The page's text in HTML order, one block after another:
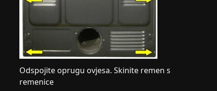
Odspojite oprugu ovjesa. Skinite remen s
remenice